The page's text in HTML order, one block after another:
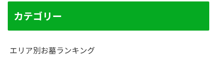
カテゴリー
エリア別お墓ランキング